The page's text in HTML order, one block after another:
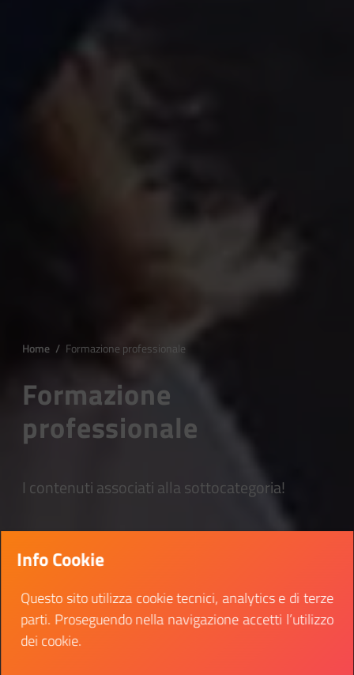
Home / Formazione professionale
Formazione
professionale
I contenuti associati alla sottocategoria!
Info Cookie
Questo sito utilizza cookie tecnici, analytics e di terze
parti. Proseguendo nella navigazione accetti l’utilizzo
dei cookie.